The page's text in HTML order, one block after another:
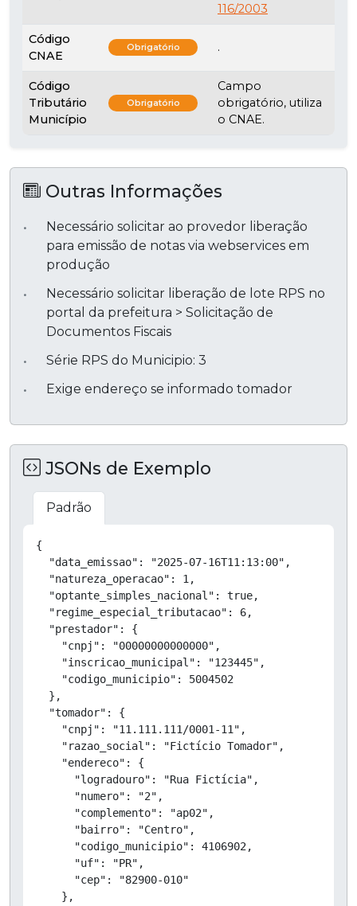
116/2003
Código
CNAE
Obrigatório .
Código
Tributário
Município
Obrigatório
Campo
obrigatório, utiliza
o CNAE.
Outras Informações
Necessário solicitar ao provedor liberação
para emissão de notas via webservices em
produção
Necessário solicitar liberação de lote RPS no
portal da prefeitura > Solicitação de
Documentos Fiscais
Série RPS do Municipio: 3
Exige endereço se informado tomador
JSONs de Exemplo
Padrão
{
  "data_emissao": "2025-07-16T11:13:00",
  "natureza_operacao": 1,
  "optante_simples_nacional": true,
  "regime_especial_tributacao": 6,
  "prestador": {
    "cnpj": "00000000000000",
    "inscricao_municipal": "123445",
    "codigo_municipio": 5004502
  },
  "tomador": {
    "cnpj": "11.111.111/0001-11",
    "razao_social": "Fictício Tomador",
    "endereco": {
      "logradouro": "Rua Fictícia",
      "numero": "2",
      "complemento": "ap02",
      "bairro": "Centro",
      "codigo_municipio": 4106902,
      "uf": "PR",
      "cep": "82900-010"
    },